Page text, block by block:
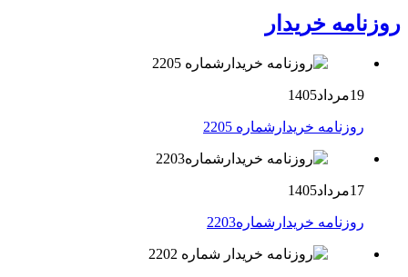
روزنامه خریدار
19مرداد1405
روزنامه خریدارشماره 2205
17مرداد1405
روزنامه خریدارشماره2203